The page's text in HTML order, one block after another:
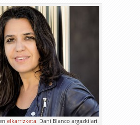
elkarrizketa. Dani Blanco argazkilari.